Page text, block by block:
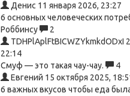
Денис 11 января 2026, 23:27
6 основных человеческих
Роббинсу
2
TDHPlAplFtBICWZYkmkdODxI
22:14
Смуф — это такая чау-чау.
4
Евгений 15 октября 2025,
6 важных вкусов чтобы еда